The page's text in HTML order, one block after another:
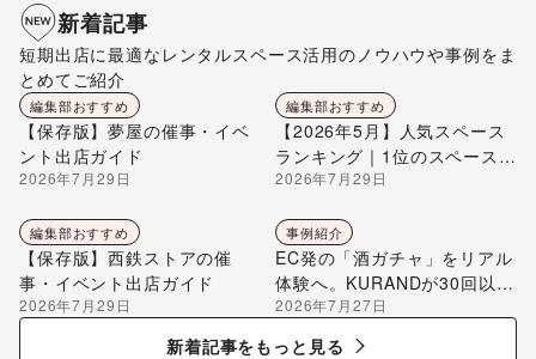
新着記事
短期出店に最適なレンタルスペース活用のノウハウや事例をま
とめてご紹介
編集部おすすめ
【保存版】夢屋の催事・イベ
ント出店ガイド
2026年7月29日
編集部おすすめ
【2026年5月】人気スペース
ランキング｜1位のスペースを
編集部が解説
2026年7月29日
編集部おすすめ
【保存版】西鉄ストアの催
事・イベント出店ガイド
2026年7月29日
事例紹介
EC発の「酒ガチャ」をリアル
体験へ。KURANDが30回以上
のポップアップ出店で届け
る“新しいお酒との出会い”
2026年7月27日
新着記事をもっと見る